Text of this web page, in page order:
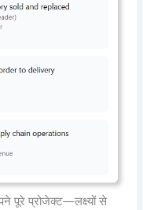
पूरे प्रोजेक्ट—लक्ष्यों से